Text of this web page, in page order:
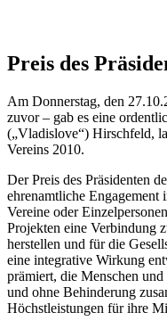
Preis des
Am Donnerstag, den
zuvor – gab es eine
(„Vladislove“) Hirschfeld,
Vereins 2010.
Der Preis des Präsidenten
ehrenamtliche Engagement
Vereine oder
Projekten eine Verbindung
herstellen und für die
eine integrative Wirkung
prämiert, die Menschen
und ohne Behinderung
Höchstleistungen für ihre